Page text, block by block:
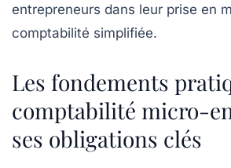
entrepreneurs dans leur prise en
comptabilité simplifiée.
Les fondements
comptabilité micro-
ses obligations clés